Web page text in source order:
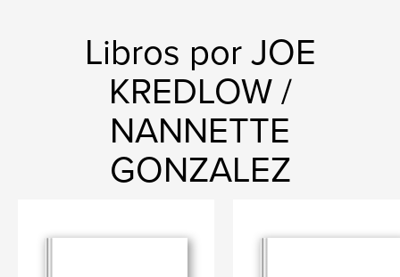
Libros por JOE
KREDLOW /
NANNETTE
GONZALEZ